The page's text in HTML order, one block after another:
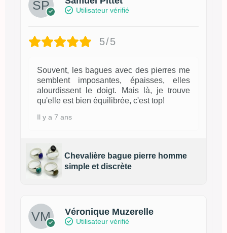
Utilisateur vérifié
5/5
Souvent, les bagues avec des pierres me
semblent imposantes, épaisses, elles
alourdissent le doigt. Mais là, je trouve
qu'elle est bien équilibrée, c'est top!
Il y a 7 ans
Chevalière bague pierre homme
simple et discrète
Véronique Muzerelle
Utilisateur vérifié